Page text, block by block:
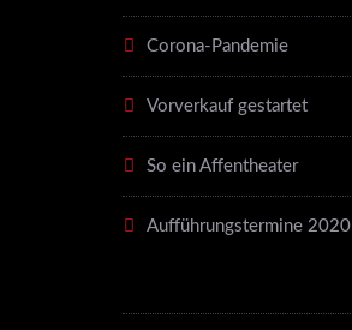
Corona-Pandemie
Vorverkauf gestartet
So ein Affentheater
Aufführungstermine 2020